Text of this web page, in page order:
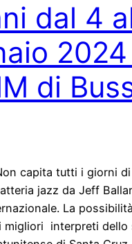
dal 4
2024
di
capita tutti i giorni
jazz da Jeff
La
migliori interpreti dello